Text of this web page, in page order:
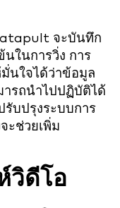
จะบันทึก
ในการวิ่ง การ
มั่นใจได้ว่าข้อมูล
รถนำไปปฏิบัติได้
บปรุงระบบการ
ะช่วยเพิ่ม
วิดีโอ